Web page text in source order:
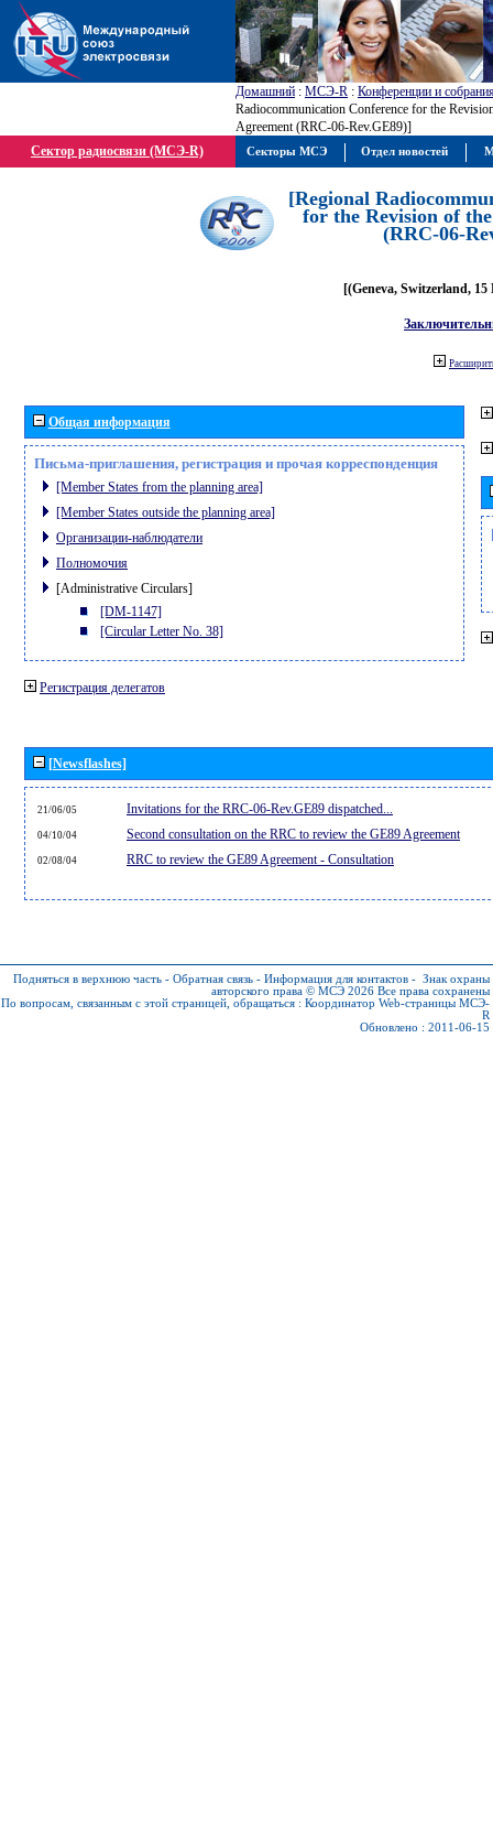
Домашний : МСЭ-R : Конференции и
Radiocommunication Conference for the
Agreement (RRC-06-Rev.GE89)]
Сектор радиосвязи (МСЭ-R)
[Regional
for the Revision of
(RRC-06-
[(Geneva, Switzerland, 15
Общая информация
Письма-приглашения, регистрация и прочая корреспонденция
[Member States from the planning area]
[Member States outside the planning area]
Организации-наблюдатели
Полномочия
[Administrative Circulars]
[DM-1147]
[Circular Letter No. 38]
Регистрация делегатов
[Newsflashes]
21/06/05 Invitations for the RRC-06-Rev.GE89 dispatched...
04/10/04 Second consultation on the RRC to review the GE89 Agreement
02/08/04 RRC to review the GE89 Agreement - Consultation
Подняться в верхнюю часть - Обратная связь - Информация для контактов - Знак охраны
авторского права © МСЭ 2026 Все права сохранены
По вопросам, связанным с этой страницей, обращаться : Координатор Web-страницы МСЭ-
R
Обновлено : 2011-06-15
Секторы МСЭ Отдел новостей